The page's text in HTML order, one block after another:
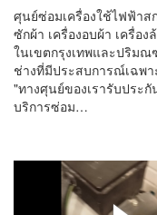
ศุนย์ซ่อมเครื่องใช้ไฟฟ้าส
ซักผ้า เครื่องอบผ้า เครื่อ
ในเขตกรุงเทพและปริมณ
ช่างที่มีประสบการณ์เฉพ
"ทางศุนย์ของเรารับประ
บริการซ่อม…